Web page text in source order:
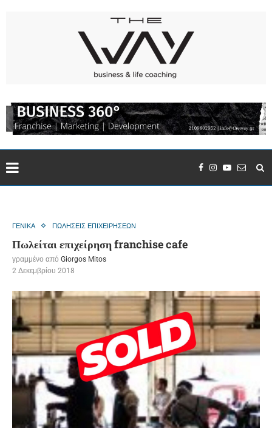
ΓΕΝΙΚΑ ΠΩΛΗΣΕΙΣ ΕΠΙΧΕΙΡΗΣΕΩΝ
Πωλείται επιχείρηση franchise cafe
γραμμένο από Giorgos Mitos
2 Δεκεμβρίου 2018